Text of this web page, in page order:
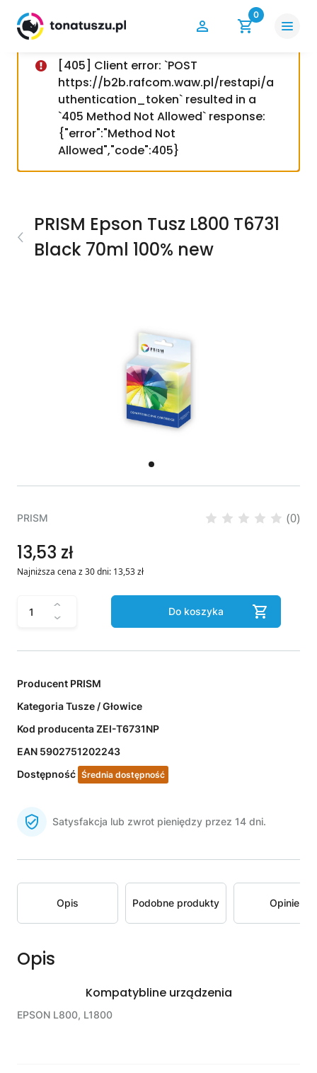
0
[405] Client error: `POST
https://b2b.rafcom.waw.pl/restapi/a
uthentication_token` resulted in a
`405 Method Not Allowed` response:
{"error":"Method Not
Allowed","code":405}
PRISM Epson Tusz L800 T6731
Black 70ml 100% new
PRISM (0)
13,53 zł
Najniższa cena z 30 dni: 13,53zł
Producent PRISM
KategoriaTusze / Głowice
Kod producentaZEI-T6731NP
EAN 5902751202243
Dostępność Średnia dostępność
Do koszyka
Satysfakcja lub zwrot pieniędzy przez 14 dni.
Opis Podobne produkty Opinie
Opis
Kompatybline urządzenia
EPSON L800, L1800